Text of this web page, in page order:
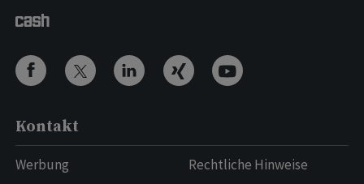
Kontakt
Werbung
Rechtliche Hinweise